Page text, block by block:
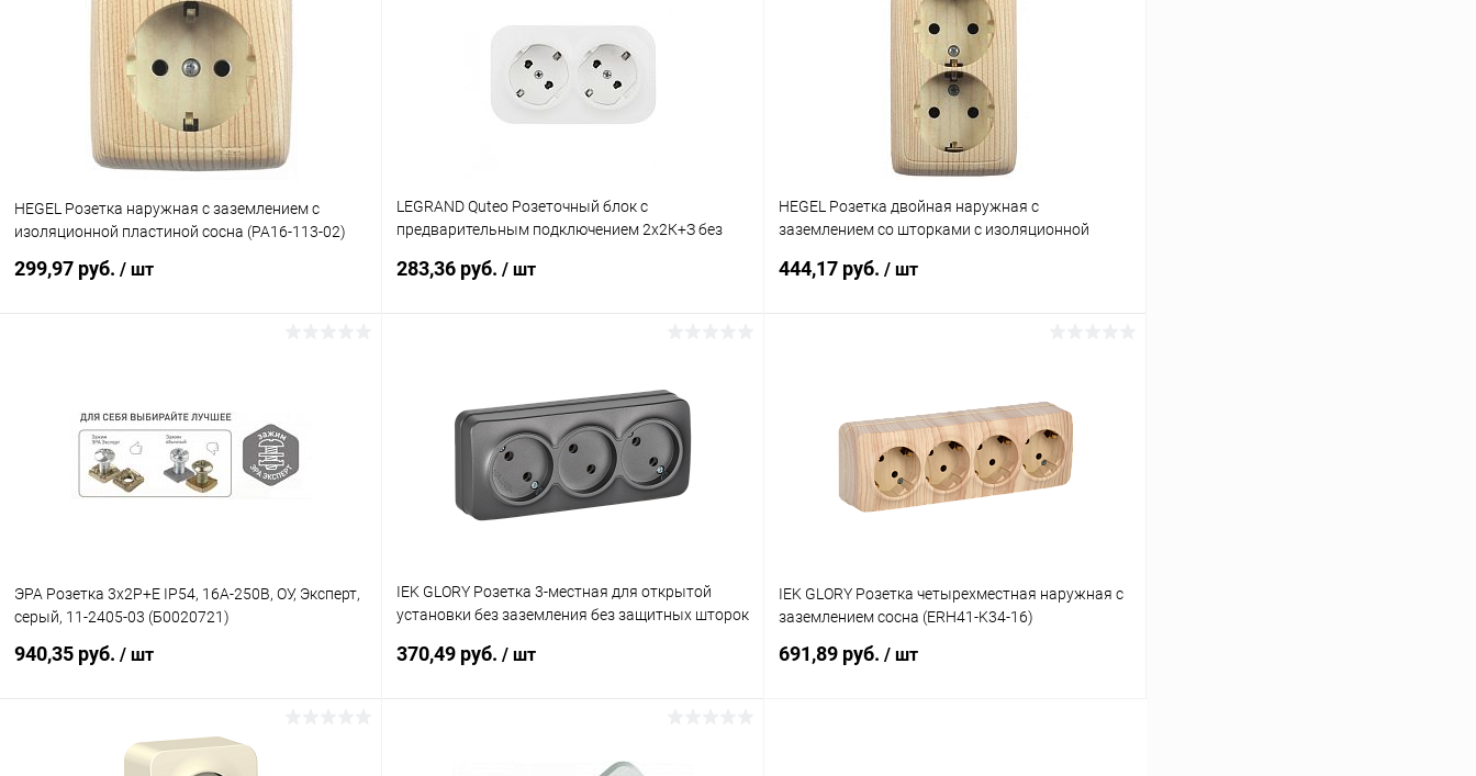
HEGEL Розетка наружная с заземлением с
изоляционной пластиной сосна (РА16-113-02)
299,97 руб. / шт
Купить в 1 клик
В избранное В наличии
LEGRAND Quteo Розеточный блок с
предварительным подключением 2x2К+З без
283,36 руб. / шт
Купить в 1 клик К сравнению
В избранное В наличии
HEGEL Розетка двойная наружная с
заземлением со шторками с изоляционной
444,17 руб. / шт
Купить в 1 клик К сравнению
В избранное В наличии
ЭРА Розетка 3х2P+E IP54, 16A-250В, ОУ, Эксперт,
серый, 11-2405-03 (Б0020721)
940,35 руб. / шт
В корзину
IEK GLORY Розетка 3-местная для открытой
установки без заземления без защитных шторок
10)
370,49 руб. / шт
IEK GLORY Розетка четырехместная наружная с
заземлением сосна (ERH41-K34-16)
691,89 руб. / шт